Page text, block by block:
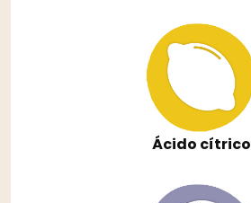
Ácido cítrico